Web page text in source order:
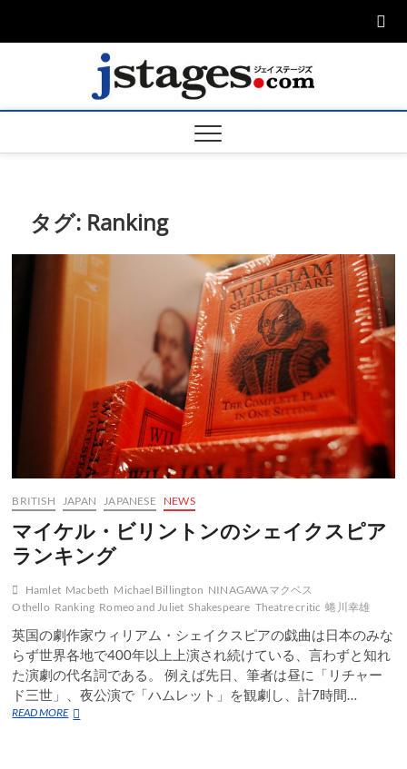
ージ
タグ: Ranking
BRITISH JAPAN JAPANESE NEWS
マイケル・ビリントンのシェイクスピア
ランキング
Hamlet Macbeth Michael Billington NINAGAWAマクベス
Othello Ranking Romeo and Juliet Shakespeare Theatre critic 蜷川幸雄
英国の劇作家ウィリアム・シェイクスピアの戯曲は日本のみな
らず世界各地で400年以上上演され続けている、言わずと知れ
た演劇の代名詞である。 例えば先日、筆者は昼に「リチャー
ド三世」、夜公演で「ハムレット」を観劇し、計7時間…
READ MOREマ